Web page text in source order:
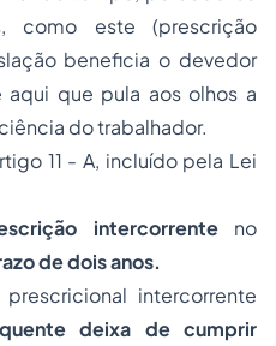
como este (prescrição
beneficia o devedor
que pula aos olhos a
do trabalhador.
11 - A, incluído pela Lei
intercorrenteno
de dois anos.
intercorrente
deixa de cumprir